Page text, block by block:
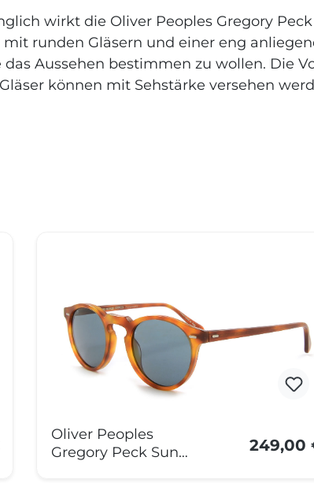
wirkt die Oliver Peoples Gregory Peck
runden Gläsern und einer eng
Aussehen bestimmen zu wollen. Die
können mit Sehstärke versehen
Oliver Peoples
Gregory Peck Sun
249,00